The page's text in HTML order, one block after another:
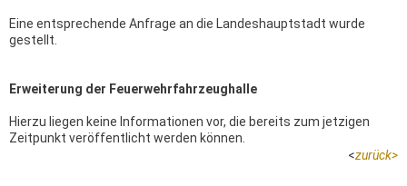
Eine entsprechende Anfrage an die Landeshauptstadt wurde
gestellt.
Erweiterung der Feuerwehrfahrzeughalle
Hierzu liegen keine Informationen vor, die bereits zum jetzigen
Zeitpunkt veröffentlicht werden können.
<zurück>